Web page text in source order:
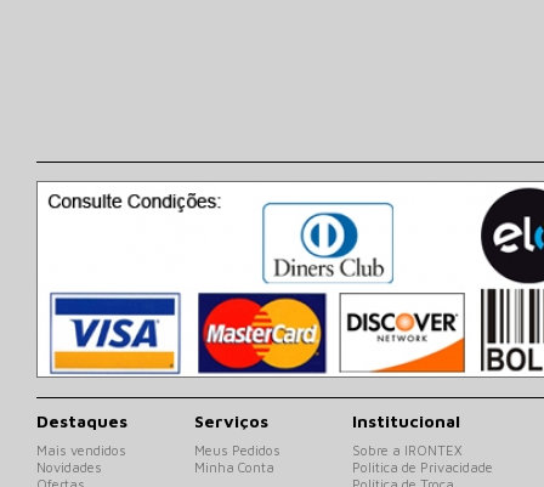
Destaques
Mais vendidos
Novidades
Serviços
Meus Pedidos
Minha Conta
Institucional
Sobre a IRONTEX
Politica de Privacidade